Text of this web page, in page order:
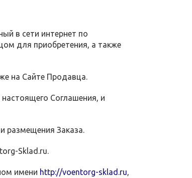
в сети интернет по
для приобретения, а также
на Сайте Продавца.
Соглашения, и
размещения Заказа.
Sklad.ru.
имени http://voentorg-sklad.ru,